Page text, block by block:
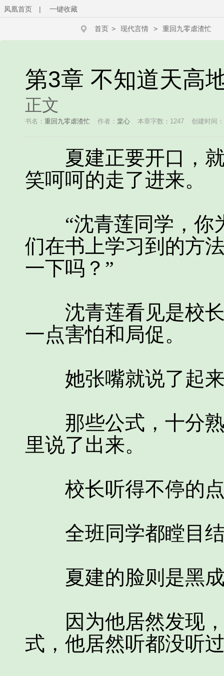
凤凰首页 | 一键收藏
首页 > 现代言情 > 重回九零虐渣忙
第3章 不知道天高
正文
书名： 重回九零虐渣忙 作者： 棠心 本章字数：1247 创建时间
夏建正要开口，就
笑呵呵的走了进来。
“沈青莲同学，你
们在书上学习到的方
一下吗？”
沈青莲看见是校长
一点害怕和局促。
她张嘴就说了起
那些公式，十分熟
里说了出来。
校长听得不停的点
全班同学都瞠目结
夏建的脸则是黑成
因为他居然发现，
式，他居然听都没听